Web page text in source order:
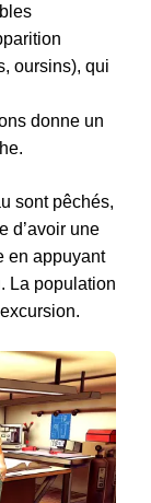
oursins), qui
donne un
sont pêchés,
d’avoir une
en appuyant
La population